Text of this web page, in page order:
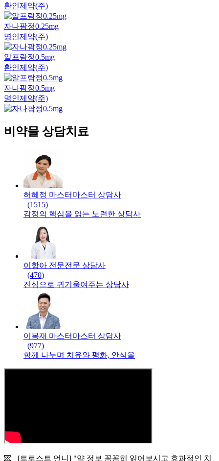
환인제약(주)
자나팜정0.25mg
명인제약(주)
알프람정0.5mg
환인제약(주)
자나팜정0.5mg
명인제약(주)
비약물 상담치료
허혜정 마스터 마스터 상담사
(1515)
감정의 핵심을 읽는 노련한 상담사
이항아 전문전문 상담사
(470)
진심으로 귀기울여주는 상담사
이봉재 마스터 마스터 상담사
(977)
함께 나누며 치유와 평화, 안식을
💌 [트로스트 언니] "약 정보 꼼꼼히 읽어보시고 효과적인 치